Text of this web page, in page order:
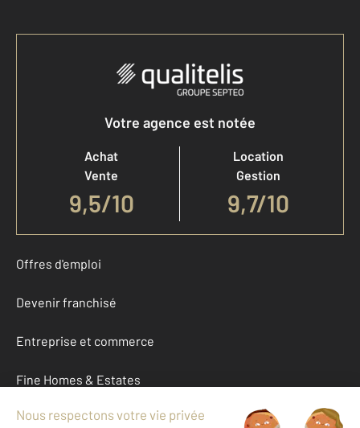
Votre agence est notée
Achat
Vente
9,5/10
Location
Gestion
9,7/10
Offres d'emploi
Devenir franchisé
Entreprise et commerce
Fine Homes & Estates
À propos